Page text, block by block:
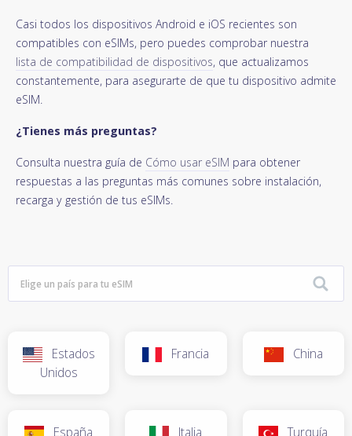
Casi todos los dispositivos Android e iOS recientes son
compatibles con eSIMs, pero puedes comprobar nuestra
lista de compatibilidad de dispositivos, que actualizamos
constantemente, para asegurarte de que tu dispositivo admite
eSIM.
¿Tienes más preguntas?
Consulta nuestra guía de Cómo usar eSIM para obtener
respuestas a las preguntas más comunes sobre instalación,
recarga y gestión de tus eSIMs.
Estados
Unidos
Francia China
España Italia Turquía